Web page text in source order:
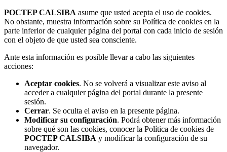
POCTEP CALSIBA asume que usted acepta el uso de cookies.
No obstante, muestra información sobre su Política de cookies en la
parte inferior de cualquier página del portal con cada inicio de sesión
con el objeto de que usted sea consciente.
Ante esta información es posible llevar a cabo las siguientes
acciones:
Aceptar cookies. No se volverá a visualizar este aviso al
acceder a cualquier página del portal durante la presente
sesión.
Cerrar. Se oculta el aviso en la presente página.
Modificar su configuración. Podrá obtener más información
sobre qué son las cookies, conocer la Política de cookies de
POCTEP CALSIBA y modificar la configuración de su
navegador.